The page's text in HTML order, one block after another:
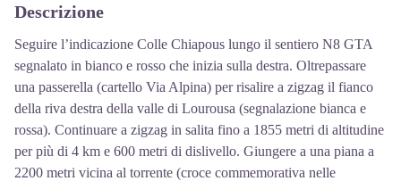
Descrizione
Seguire l’indicazione Colle Chiapous lungo il sentiero N8 GTA
segnalato in bianco e rosso che inizia sulla destra. Oltrepassare
una passerella (cartello Via Alpina) per risalire a zigzag il fianco
della riva destra della valle di Lourousa (segnalazione bianca e
rossa). Continuare a zigzag in salita fino a 1855 metri di altitudine
per più di 4 km e 600 metri di dislivello. Giungere a una piana a
2200 metri vicina al torrente (croce commemorativa nelle